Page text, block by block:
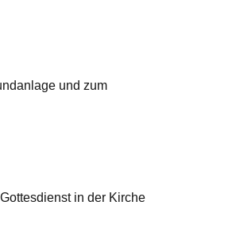
und zum
in der Kirche